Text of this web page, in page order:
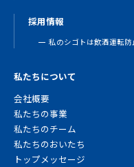
採用情報
私のシゴトは飲酒運転防
私たちについて
会社概要
私たちの事業
私たちのチーム
私たちのおいたち
トップメッセージ